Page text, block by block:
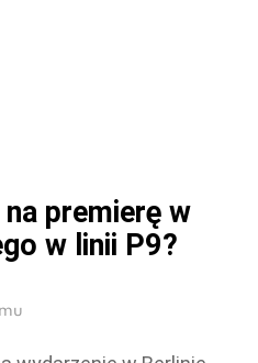
premierę w
w linii P9?